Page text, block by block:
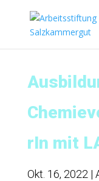
rIn mit
Okt. 16, 2022 |